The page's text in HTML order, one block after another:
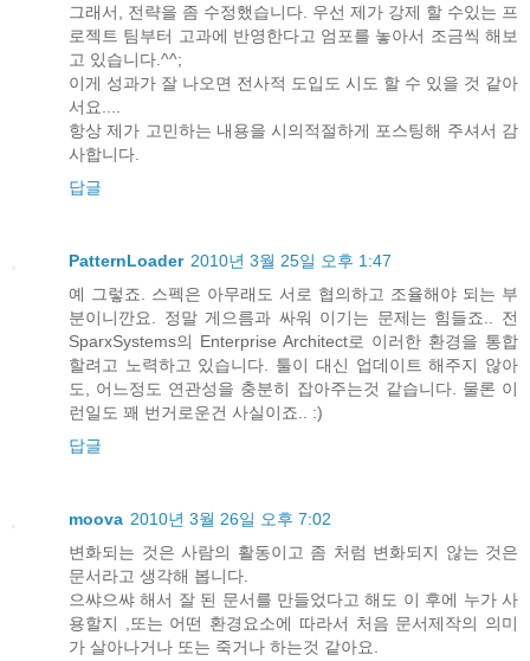
그래서, 전략을 좀 수정했습니다. 우선 제가 강제 할 수있는 프
로젝트 팀부터 고과에 반영한다고 엄포를 놓아서 조금씩 해보
고 있습니다.^^;
이게 성과가 잘 나오면 전사적 도입도 시도 할 수 있을 것 같아
서요....
항상 제가 고민하는 내용을 시의적절하게 포스팅해 주셔서 감
사합니다.
답글
PatternLoader 2010년 3월 25일 오후 1:47
예 그렇죠. 스펙은 아무래도 서로 협의하고 조율해야 되는 부
분이니깐요. 정말 게으름과 싸워 이기는 문제는 힘들죠.. 전
SparxSystems의 Enterprise Architect로 이러한 환경을 통합
할려고 노력하고 있습니다. 툴이 대신 업데이트 해주지 않아
도, 어느정도 연관성을 충분히 잡아주는것 같습니다. 물론 이
런일도 꽤 번거로운건 사실이죠.. :)
답글
moova 2010년 3월 26일 오후 7:02
변화되는 것은 사람의 활동이고 좀 처럼 변화되지 않는 것은
문서라고 생각해 봅니다.
으쌰으쌰 해서 잘 된 문서를 만들었다고 해도 이 후에 누가 사
용할지 ,또는 어떤 환경요소에 따라서 처음 문서제작의 의미
가 살아나거나 또는 죽거나 하는것 같아요.